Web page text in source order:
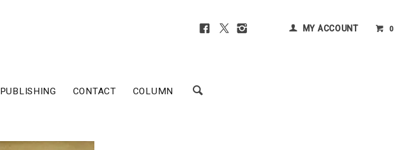
MY ACCOUNT 0
PUBLISHING CONTACT COLUMN